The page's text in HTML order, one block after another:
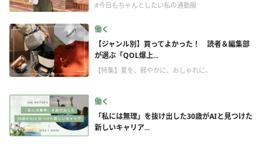
#今日もちゃんとしたい私の通勤服
働く
【ジャンル別】買ってよかった！ 読者＆編集部
が選ぶ「QOL爆上...
【特集】夏を、軽やかに、おしゃれに。
働く
「私には無理」を抜け出した30歳がAIと見つけた
新しいキャリア...